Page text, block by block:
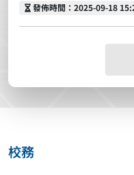
發佈時間
發佈時間：2025-09-18
校務